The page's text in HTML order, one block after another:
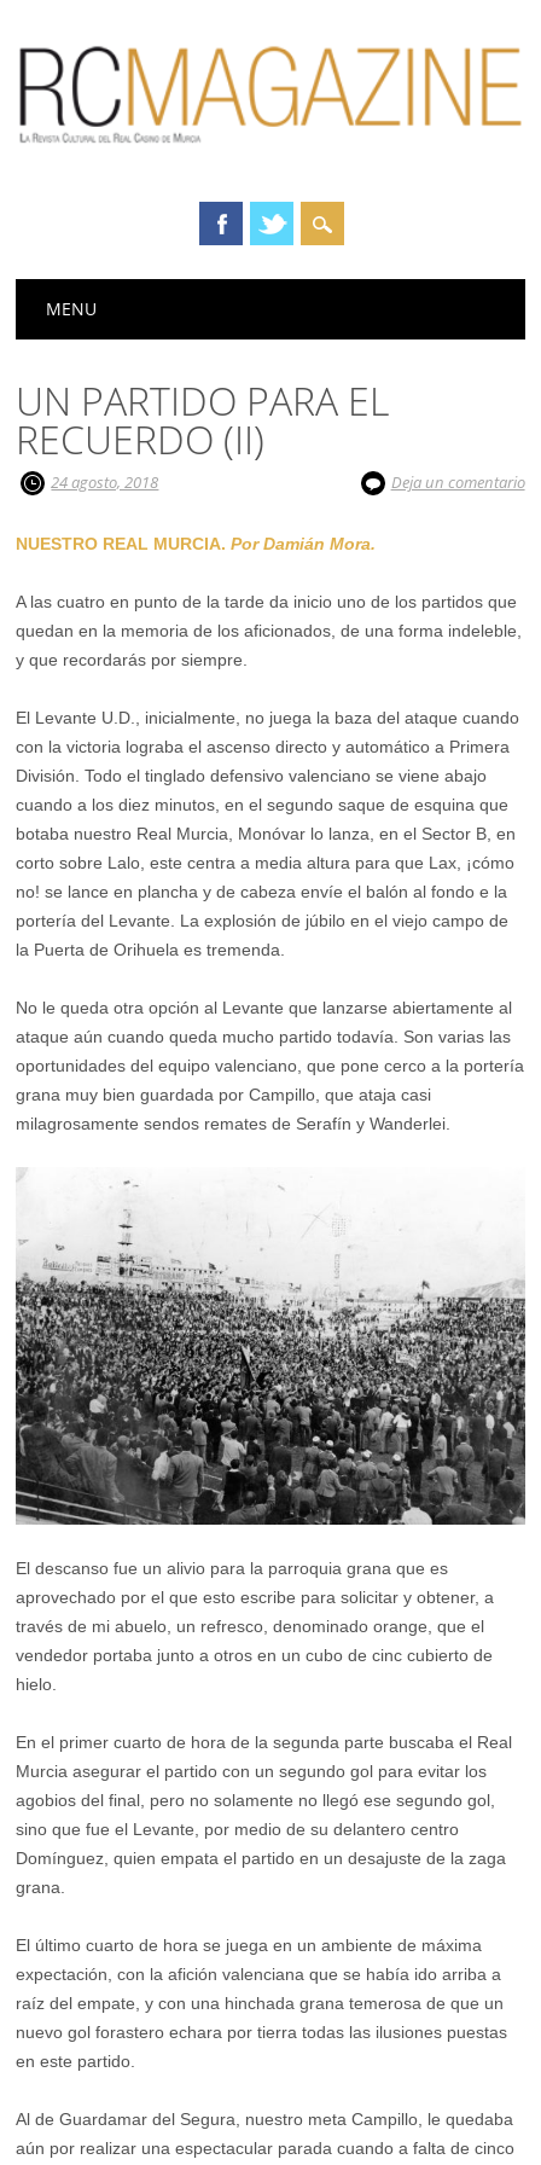
Menú principal
MENU
UN PARTIDO PARA EL
RECUERDO (II)
24 agosto, 2018 Deja un comentario
NUESTRO REAL MURCIA. Por Damián Mora.
A las cuatro en punto de la tarde da inicio uno de los partidos que
quedan en la memoria de los aficionados, de una forma indeleble,
y que recordarás por siempre.
El Levante U.D., inicialmente, no juega la baza del ataque cuando
con la victoria lograba el ascenso directo y automático a Primera
División. Todo el tinglado defensivo valenciano se viene abajo
cuando a los diez minutos, en el segundo saque de esquina que
botaba nuestro Real Murcia, Monóvar lo lanza, en el Sector B, en
corto sobre Lalo, este centra a media altura para que Lax, ¡cómo
no! se lance en plancha y de cabeza envíe el balón al fondo e la
portería del Levante. La explosión de júbilo en el viejo campo de
la Puerta de Orihuela es tremenda.
No le queda otra opción al Levante que lanzarse abiertamente al
ataque aún cuando queda mucho partido todavía. Son varias las
oportunidades del equipo valenciano, que pone cerco a la portería
grana muy bien guardada por Campillo, que ataja casi
milagrosamente sendos remates de Serafín y Wanderlei.
El descanso fue un alivio para la parroquia grana que es
aprovechado por el que esto escribe para solicitar y obtener, a
través de mi abuelo, un refresco, denominado orange, que el
vendedor portaba junto a otros en un cubo de cinc cubierto de
hielo.
En el primer cuarto de hora de la segunda parte buscaba el Real
Murcia asegurar el partido con un segundo gol para evitar los
agobios del final, pero no solamente no llegó ese segundo gol,
sino que fue el Levante, por medio de su delantero centro
Domínguez, quien empata el partido en un desajuste de la zaga
grana.
El último cuarto de hora se juega en un ambiente de máxima
expectación, con la afición valenciana que se había ido arriba a
raíz del empate, y con una hinchada grana temerosa de que un
nuevo gol forastero echara por tierra todas las ilusiones puestas
en este partido.
Al de Guardamar del Segura, nuestro meta Campillo, le quedaba
aún por realizar una espectacular parada cuando a falta de cinco